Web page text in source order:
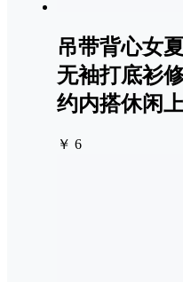
吊带背心女
无袖打底衫
约内搭休闲
￥ 6